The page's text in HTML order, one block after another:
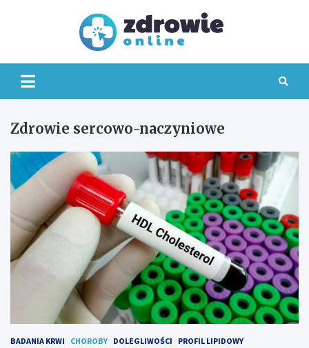
Online
Zdrowie sercowo-naczyniowe
BADANIA KRWI CHOROBY DOLEGLIWOŚCI
PROFIL LIPIDOWY